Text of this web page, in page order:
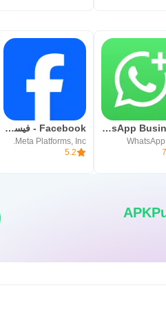
WhatsApp Business Facebook - فيسبوك
Meta Platforms, Inc.
5.2